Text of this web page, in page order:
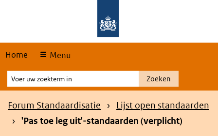
Home Menu
Voer
uw
zoekterm
Zoeken
Kruimelpad
Forum Standaardisatie
Lijst open standaarden
'Pas toe leg uit'-standaarden (verplicht)